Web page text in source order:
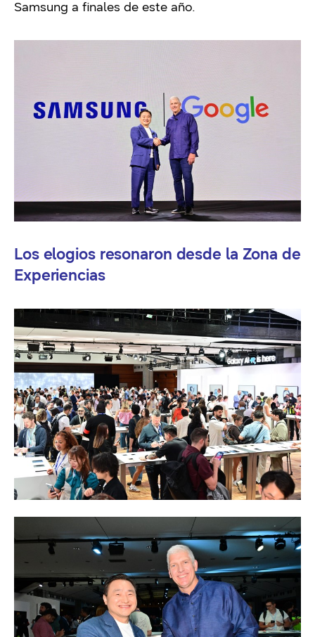
Samsung a finales de este año.
Los elogios resonaron desde la Zona de
Experiencias